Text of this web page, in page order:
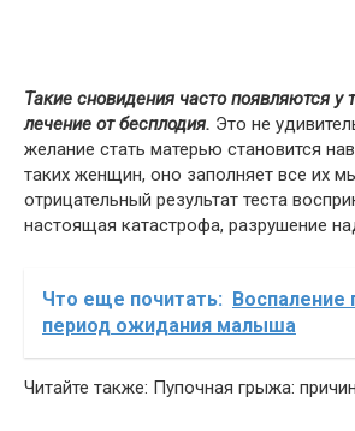
Такие сновидения часто появляются у
лечение от бесплодия. Это не
желание стать матерью становится
таких женщин, оно заполняет все их
отрицательный результат теста
настоящая катастрофа, разрушение
Что еще почитать: Воспаление
период ожидания малыша
Читайте также: Пупочная грыжа: